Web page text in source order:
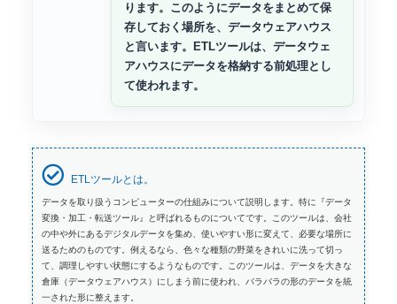
ります。このようにデータをまとめて保
存しておく場所を、データウェアハウス
と言います。ETLツールは、データウェ
アハウスにデータを格納する前処理とし
て使われます。
ETLツールとは。
データを取り扱うコンピューターの仕組みについて説明します。特に『データ
変換・加工・転送ツール』と呼ばれるものについてです。このツールは、会社
の中や外にあるデジタルデータを集め、使いやすい形に変えて、必要な場所に
送るためのものです。例えるなら、色々な種類の野菜をきれいに洗って切っ
て、調理しやすい状態にするようなものです。このツールは、データを大きな
倉庫（データウェアハウス）にしまう前に使われ、バラバラの形のデータを統
一された形に整えます。